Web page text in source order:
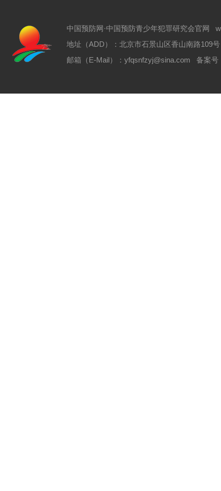
中国预防网·中国预防青少年犯罪研究会官网
地址（ADD）：北京市石景山区香山南路109
邮箱（E-Mail）：yfqsnfzyj@sina.com 备案号